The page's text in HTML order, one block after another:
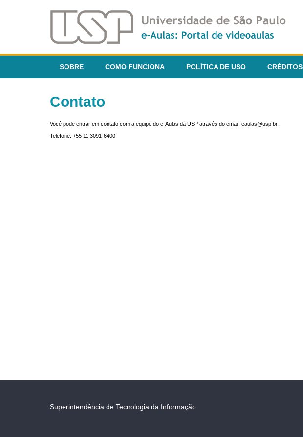
SOBRE COMO FUNCIONA POLÍTICA DE USO CRÉDITOS
Contato
Você pode entrar em contato com a equipe do e-Aulas da USP através do email: eaulas@usp.br.
Telefone: +55 11 3091-6400.
Superintendência de Tecnologia da Informação